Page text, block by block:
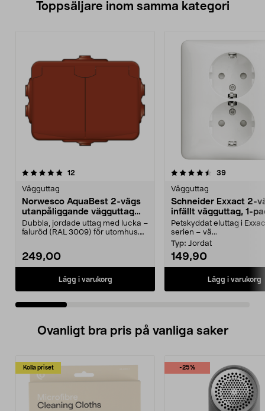
Toppsäljare inom samma kategori
12
Vägguttag
Norwesco AquaBest 2-vägs
utanpåliggande vägguttag
IP44
Dubbla, jordade uttag med lucka –
faluröd (RAL 3009) för utomhus.
249,00
Lägg i varukorg
4.5 av 5 stjärnor 39recensioner
Vägguttag
Schneider Exxact 2-
infällt vägguttag, 1-
Petskyddat eluttag i
serien – vä...
Typ: Jordat
149,90
Lägg i varukorg
4.0 av 5 stjärnor
Ovanligt bra pris på vanliga saker
Kolla priset -25%